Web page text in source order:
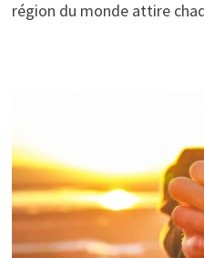
région du monde attire